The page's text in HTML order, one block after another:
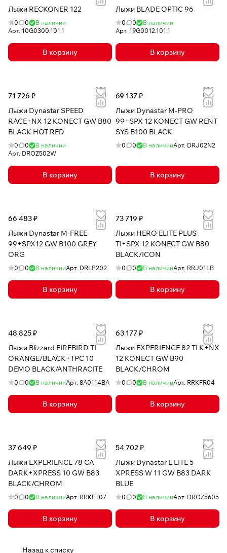
Лыжи RECKONER 122
0 0
В наличии
Арт. 10G0300.101.1
В корзину
Лыжи BLADE OPTIC 96
0 0
В наличии
Арт. 19G0012.101.1
В корзину
71 726 ₽
Лыжи Dynastar SPEED
RACE+NX 12 KONECT GW B80
BLACK HOT RED
0 0
В наличии
Арт. DROZ502W
В корзину
69 137 ₽
Лыжи Dynastar M-PRO
99+SPX 12 KONECT GW RENT
SYS B100 BLACK
0 0 В наличииАрт. DRJ02N2
В корзину
66 483 ₽
Лыжи Dynastar M-FREE
99+SPX12 GW B100 GREY
ORG
0 0 В наличииАрт. DRLP202
В корзину
73 719 ₽
Лыжи HERO ELITE PLUS
TI+SPX 12 KONECT GW B80
BLACK/ICON
0 0 В наличииАрт. RRJ01LB
В корзину
48 825 ₽
Лыжи Blizzard FIREBIRD TI
ORANGE/BLACK+TPC 10
DEMO BLACK/ANTHRACITE
0 0 В наличииАрт. 8A0114BA
В корзину
63 177 ₽
Лыжи EXPERIENCE 82 TI K+NX
12 KONECT GW B90
BLACK/CHROM
0 0 В наличииАрт. RRKFR04
В корзину
37 649 ₽
Лыжи EXPERIENCE 78 CA
DARK+XPRESS 10 GW B83
BLACK/CHROM
0 0 В наличииАрт. RRKFT07
В корзину
54 702 ₽
Лыжи Dynastar E LITE 5
XPRESS W 11 GW B83 DARK
BLUE
0 0 В наличииАрт. DROZ5605
В корзину
Назад к списку